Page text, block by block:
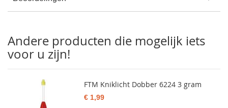
Andere producten die mogelijk iets
voor u zijn!
FTM Kniklicht Dobber 6224 3 gram
€ 1,99